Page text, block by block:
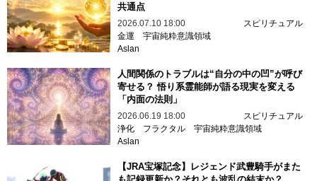
共通点
2026.07.10 18:00
スピリチュアル
金運 宇宙純粋意識領域
Aslan
人間関係のトラブルは“自分の中の凹”が呼び
寄せる？ 悟り系霊能師が語る現実を変える
「内面の法則」
2026.06.19 18:00
スピリチュアル
浄化
フラクタル 宇宙純粋意識領域
Aslan
【JRA宝塚記念】レジェンド武豊騎手がまた